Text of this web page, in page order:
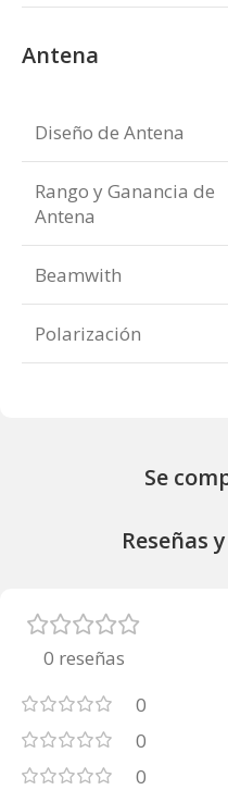
Antena
Diseño de Antena
Rango y Ganancia de
Antena
Beamwith
Polarización
Se
Reseñas
0 reseñas
0
0
0